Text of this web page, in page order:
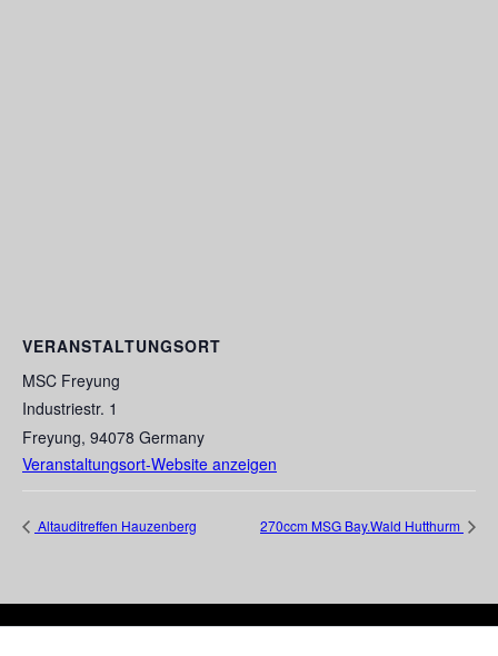
VERANSTALTUNGSORT
MSC Freyung
Industriestr. 1
Freyung, 94078 Germany
Veranstaltungsort-Website anzeigen
Altauditreffen Hauzenberg 270ccm MSG Bay.Wald Hutthurm